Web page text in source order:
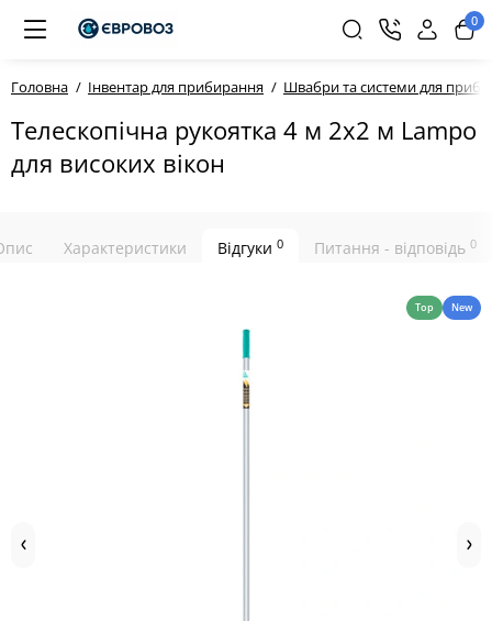
0
Головна Інвентар для прибирання Швабри та системи для
Телескопічна рукоятка 4 м 2х2 м Lampo
для високих вікон
Характеристики Відгуки 0 Питання - відповідь 0
Top New